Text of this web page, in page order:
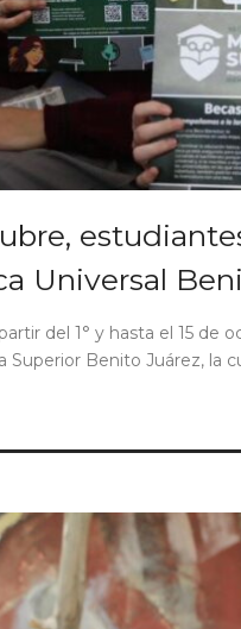
Universal
del 1° y hasta el 15 de
Superior Benito Juárez, la